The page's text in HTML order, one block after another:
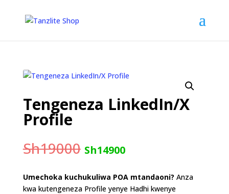
Tengeneza LinkedIn/X
Profile
Sh19000 Original
price
was:
Sh19000.
Sh14900Current
price
is:
Sh14900.
Umechoka kuchukuliwa POA mtandaoni? Anza
kwa kutengeneza Profile yenye Hadhi kwenye